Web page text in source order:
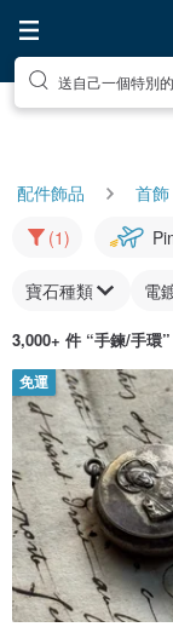
送自己一個特別
配件飾品 首飾
(1)
寶石種類 電
3,000+ 件 “手鍊/手環
免運